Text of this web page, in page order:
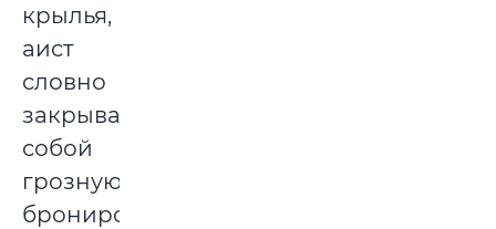
крылья,
аист
словно
закрывает
собой
грозную
бронированную